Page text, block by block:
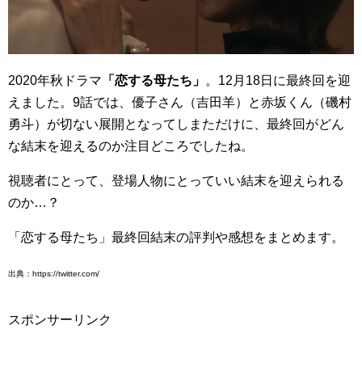
2020年秋ドラマ 「恋する母たち」 。12月18日に最終回を迎
えました。9話では、優子さん（吉田羊）と赤坂くん（磯村
勇斗）が切ない展開となってしまただけに、最終回がどん
な結末を迎えるのか注目どころでしたね。
視聴者にとって、登場人物にとっていい結末を迎えられる
のか…？
「恋する母たち」最終回結末の評判や感想をまとめます。
出典：https://twitter.com/
スポンサーリンク